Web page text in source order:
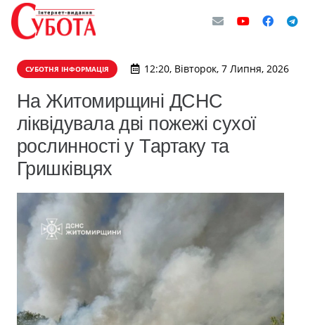
СУБОТНЯ ІНФОРМАЦІЯ 12:20, Вівторок, 7 Липня, 2026
На Житомирщині ДСНС
ліквідувала дві пожежі сухої
рослинності у Тартаку та
Гришківцях